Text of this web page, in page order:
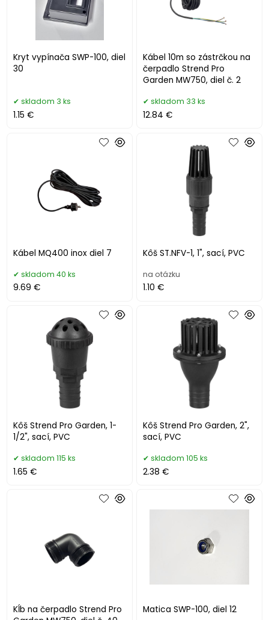
Kryt vypínača SWP-100, diel
30
skladom 3 ks
1.15 €
Kábel 10m so zástrčkou na
čerpadlo Strend Pro
Garden MW750, diel č. 2
skladom 33 ks
12.84 €
Kábel MQ400 inox diel 7
skladom 40 ks
9.69 €
Kôš ST.NFV-1, 1", sací, PVC
na otázku
1.10 €
Kôš Strend Pro Garden, 1-
1/2", sací, PVC
skladom 115 ks
1.65 €
Kôš Strend Pro Garden, 2",
sací, PVC
skladom 105 ks
2.38 €
Kĺb na čerpadlo Strend Pro
Matica SWP-100, diel 12